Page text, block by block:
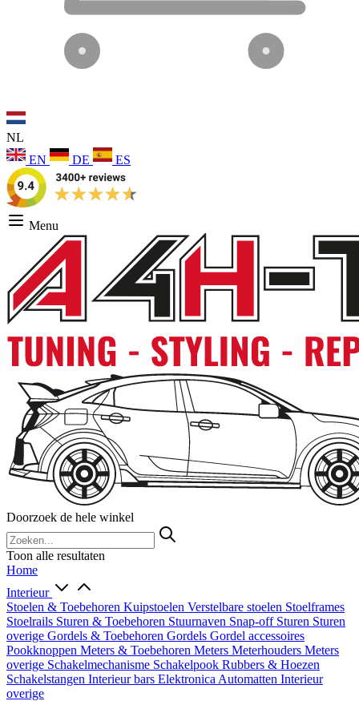
NL
EN
DE ES
Menu
Doorzoek de hele winkel
Toon alle resultaten
Home
Interieur
Stoelen & Toebehoren Kuipstoelen Verstelbare stoelen Stoelframes
Stoelrails Sturen & Toebehoren Stuurnaven Snap-off Sturen Sturen
overige Gordels & Toebehoren Gordels Gordel accessoires
Pookknoppen Meters & Toebehoren Meters Meterhouders Meters
overige Schakelmechanisme Schakelpook Rubbers & Hoezen
Schakelstangen Interieur bars Elektronica Automatten Interieur
overige